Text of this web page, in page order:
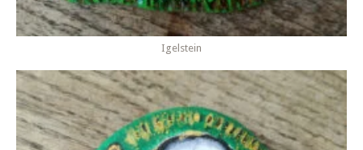
Igelstein